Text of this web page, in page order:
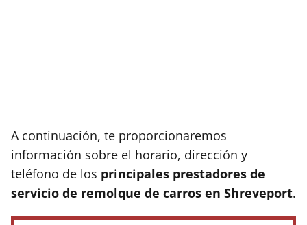
A continuación, te proporcionaremos
información sobre el horario, dirección y
teléfono de los principales prestadores de
servicio de remolque de carros en Shreveport.